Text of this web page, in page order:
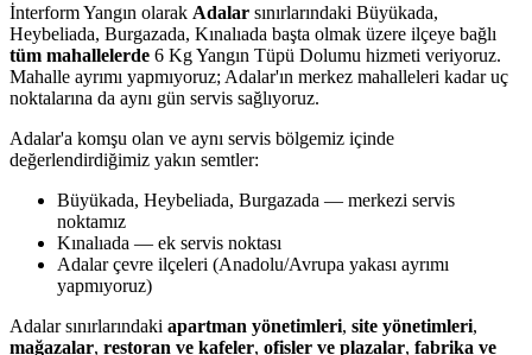
İnterform Yangın olarak Adalar sınırlarındaki Büyükada,
Heybeliada, Burgazada, Kınalıada başta olmak üzere ilçeye bağlı
tüm mahallelerde 6 Kg Yangın Tüpü Dolumu hizmeti veriyoruz.
Mahalle ayrımı yapmıyoruz; Adalar'ın merkez mahalleleri kadar uç
noktalarına da aynı gün servis sağlıyoruz.
Adalar'a komşu olan ve aynı servis bölgemiz içinde
değerlendirdiğimiz yakın semtler:
Büyükada, Heybeliada, Burgazada — merkezi servis
noktamız
Kınalıada — ek servis noktası
Adalar çevre ilçeleri (Anadolu/Avrupa yakası ayrımı
yapmıyoruz)
Adalar sınırlarındaki apartman yönetimleri, site yönetimleri,
mağazalar, restoran ve kafeler, ofisler ve plazalar, fabrika ve